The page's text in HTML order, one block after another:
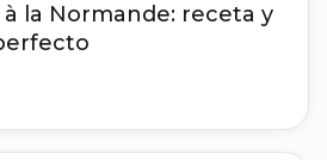
la Normande: receta y